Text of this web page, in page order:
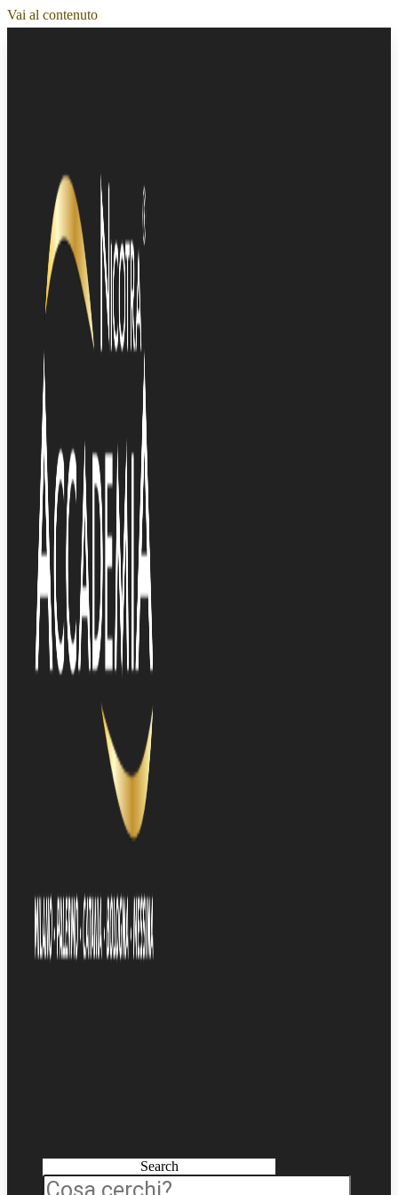
Vai al contenuto
Search